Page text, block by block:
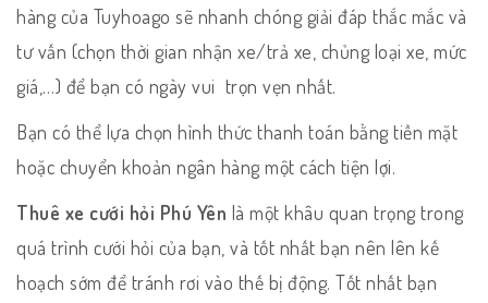
hàng của Tuyhoago sẽ nhanh chóng giải đáp thắc mắc và
tư vấn (chọn thời gian nhận xe/trả xe, chủng loại xe, mức
giá,…) để bạn có ngày vui trọn vẹn nhất.
Bạn có thể lựa chọn hình thức thanh toán bằng tiền mặt
hoặc chuyển khoản ngân hàng một cách tiện lợi.
Thuê xe cưới hỏi Phú Yên là một khâu quan trọng trong
quá trình cưới hỏi của bạn, và tốt nhất bạn nên lên kế
hoạch sớm để tránh rơi vào thế bị động. Tốt nhất bạn